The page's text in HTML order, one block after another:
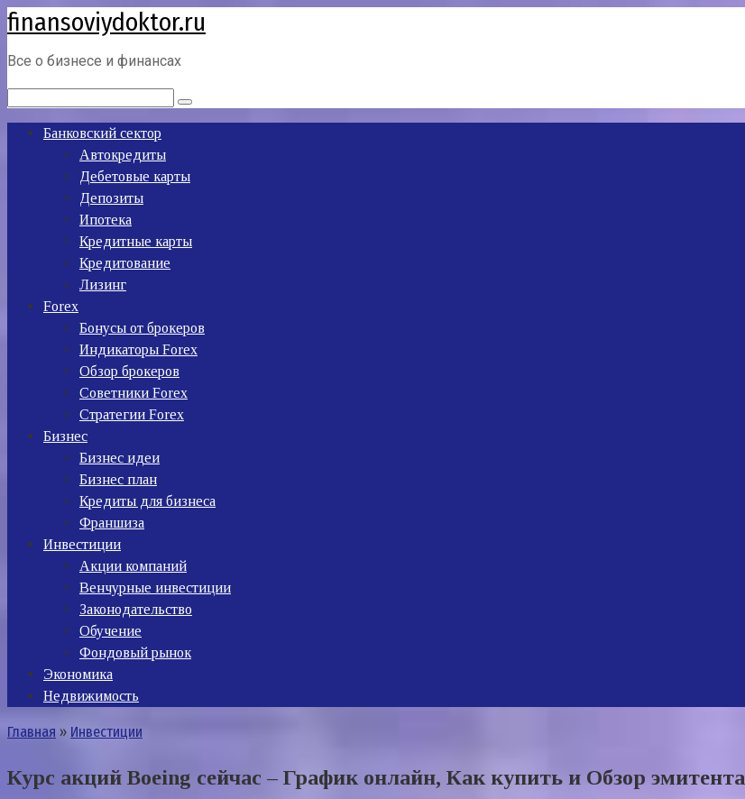
Перейти
к
контенту
finansoviydoktor.ru
Все о бизнесе и финансах
Банковский сектор
Автокредиты
Дебетовые карты
Депозиты
Ипотека
Кредитные карты
Кредитование
Лизинг
Forex
Бонусы от брокеров
Индикаторы Forex
Обзор брокеров
Советники Forex
Стратегии Forex
Бизнес
Бизнес идеи
Бизнес план
Кредиты для бизнеса
Франшиза
Инвестиции
Акции компаний
Венчурные инвестиции
Законодательство
Обучение
Фондовый рынок
Экономика
Недвижимость
Главная » Инвестиции
Курс акций Boeing сейчас – График онлайн, Как купить и Обзор эмитента